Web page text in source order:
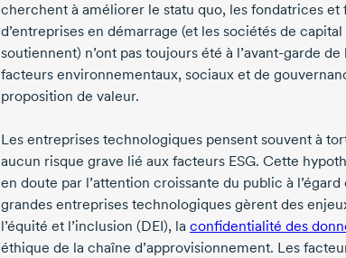
cherchent à améliorer le statu quo, les fondatrices et
d’entreprises en démarrage (et les sociétés de
soutiennent) n’ont pas toujours été à l’avant-garde de
facteurs environnementaux, sociaux et de
proposition de valeur.
Les entreprises technologiques pensent souvent à
aucun risque grave lié aux facteurs ESG. Cette
en doute par l’attention croissante du public à
grandes entreprises technologiques gèrent des
l’équité et l’inclusion (DEI), la confidentialité des
éthique de la chaîne d’approvisionnement. Les